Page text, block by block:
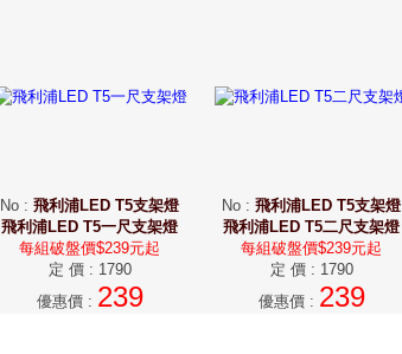
No : 飛利浦LED T5支架燈
飛利浦LED T5一尺支架燈
每組破盤價$239元起
定 價: 1790
優惠價: 239
No : 飛利浦LED T5支架燈
飛利浦LED T5二尺支架燈
每組破盤價$239元起
定 價: 1790
優惠價: 239